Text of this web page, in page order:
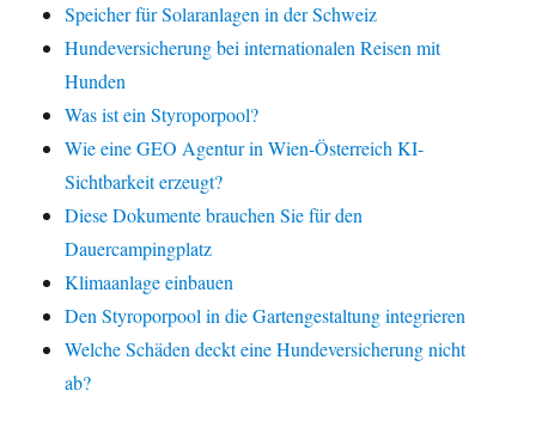
Speicher für Solaranlagen in der Schweiz
Hundeversicherung bei internationalen Reisen mit
Hunden
Was ist ein Styroporpool?
Wie eine GEO Agentur in Wien-Österreich KI-
Sichtbarkeit erzeugt?
Diese Dokumente brauchen Sie für den
Dauercampingplatz
Klimaanlage einbauen
Den Styroporpool in die Gartengestaltung integrieren
Welche Schäden deckt eine Hundeversicherung nicht
ab?